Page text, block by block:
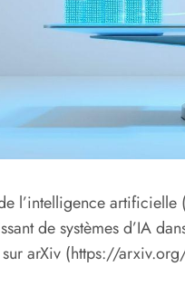
l’intelligence
de systèmes d’IA
sur arXiv (https://